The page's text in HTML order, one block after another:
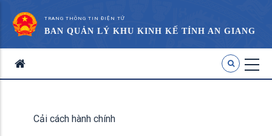
TRANG THÔNG TIN ĐIỆN TỬ
BAN QUẢN LÝ KHU KINH KẾ TỈNH AN GIANG
Cải cách hành chính